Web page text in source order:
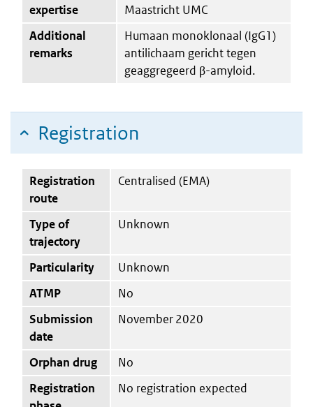
expertise
Maastricht UMC
Additional
remarks
Humaan monoklonaal (IgG1)
antilichaam gericht tegen
geaggregeerd β-amyloid.
Registration
Registration
route
Centralised (EMA)
Type of
trajectory
Unknown
Particularity
Unknown
ATMP
No
Submission
date
November 2020
Orphan drug
No
Registration
No registration expected